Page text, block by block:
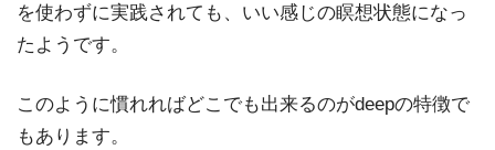
を使わずに実践されても、いい感じの瞑想状態になっ
たようです。
このように慣れればどこでも出来るのがdeepの特徴で
もあります。